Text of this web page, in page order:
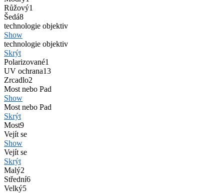
Růžový1
Šedá8
technologie objektiv
Show
technologie objektiv
Skrýt
Polarizované1
UV ochrana13
Zrcadlo2
Most nebo Pad
Show
Most nebo Pad
Skrýt
Most9
Vejít se
Show
Vejít se
Skrýt
Malý2
Střední6
Velký5